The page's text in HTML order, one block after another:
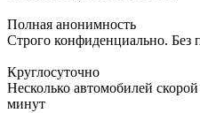
Полная анонимность
Строго конфиденциально. Без
Круглосуточно
Несколько автомобилей
минут